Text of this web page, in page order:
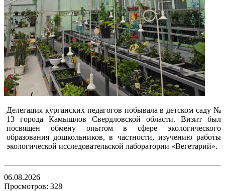
Делегация курганских педагогов побывала в детском саду №
13 города Камышлов Свердловской области. Визит был
посвящен обмену опытом в сфере экологического
образования дошкольников, в частности, изучению работы
экологической исследовательской лаборатории «Вегетарий».
06.08.2026
Просмотров: 328